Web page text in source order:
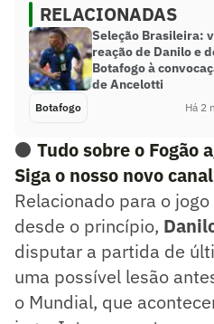
RELACIONADAS
Seleção Brasileira:
reação de Danilo e
Botafogo à
de Ancelotti
Botafogo Há 2
⚫ Tudo sobre o Fogão
Siga o nosso novo
Relacionado para o
desde o princípio,
disputar a partida de
uma possível lesão
o Mundial, que